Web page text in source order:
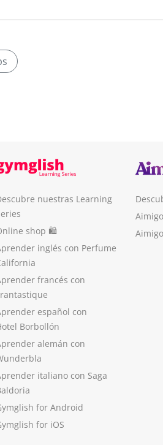
nuestras Learning
shop 🛍
inglés con Perfume
francés con
español con
Borbollón
alemán con
italiano con Saga
for Android
for iOS